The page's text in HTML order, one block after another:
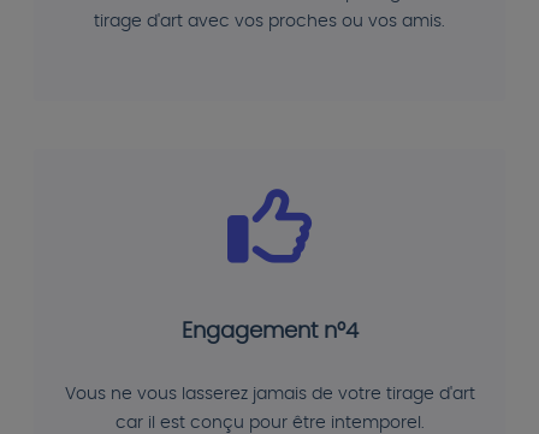
tirage d'art avec vos proches ou vos amis.
Engagement n°4
Vous ne vous lasserez jamais de votre tirage d'art
car il est conçu pour être intemporel.